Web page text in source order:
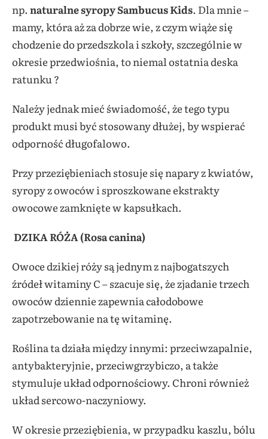
np. naturalne syropy Sambucus Kids. Dla mnie –
mamy, która aż za dobrze wie, z czym wiąże się
chodzenie do przedszkola i szkoły, szczególnie w
okresie przedwiośnia, to niemal ostatnia deska
ratunku ?
Należy jednak mieć świadomość, że tego typu
produkt musi być stosowany dłużej, by wspierać
odporność długofalowo.
Przy przeziębieniach stosuje się napary z kwiatów,
syropy z owoców i sproszkowane ekstrakty
owocowe zamknięte w kapsułkach.
DZIKA RÓŻA (Rosa canina)
Owoce dzikiej róży są jednym z najbogatszych
źródeł witaminy C – szacuje się, że zjadanie trzech
owoców dziennie zapewnia całodobowe
zapotrzebowanie na tę witaminę.
Roślina ta działa między innymi: przeciwzapalnie,
antybakteryjnie, przeciwgrzybiczo, a także
stymuluje układ odpornościowy. Chroni również
układ sercowo-naczyniowy.
W okresie przeziębienia, w przypadku kaszlu, bólu